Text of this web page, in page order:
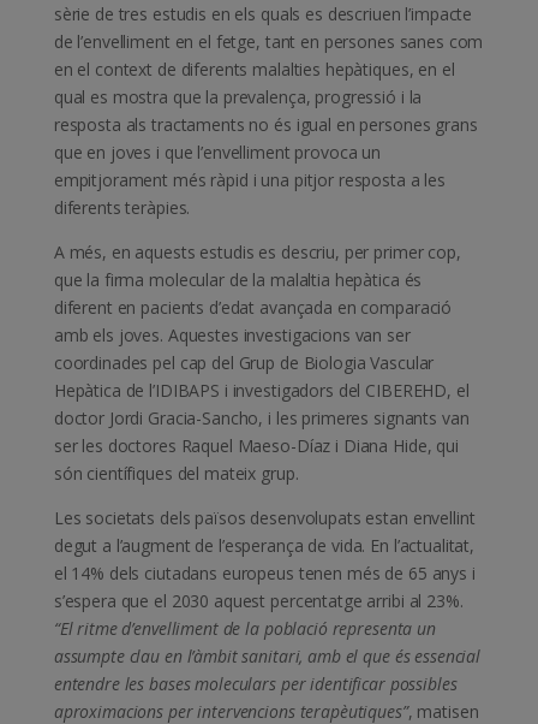
sèrie de tres estudis en els quals es descriuen l’impacte
de l’envelliment en el fetge, tant en persones sanes com
en el context de diferents malalties hepàtiques, en el
qual es mostra que la prevalença, progressió i la
resposta als tractaments no és igual en persones grans
que en joves i que l’envelliment provoca un
empitjorament més ràpid i una pitjor resposta a les
diferents teràpies.
A més, en aquests estudis es descriu, per primer cop,
que la firma molecular de la malaltia hepàtica és
diferent en pacients d’edat avançada en comparació
amb els joves. Aquestes investigacions van ser
coordinades pel cap del Grup de Biologia Vascular
Hepàtica de l’IDIBAPS i investigadors del CIBEREHD, el
doctor Jordi Gracia-Sancho, i les primeres signants van
ser les doctores Raquel Maeso-Díaz i Diana Hide, qui
són científiques del mateix grup.
Les societats dels països desenvolupats estan envellint
degut a l’augment de l’esperança de vida. En l’actualitat,
el 14% dels ciutadans europeus tenen més de 65 anys i
s’espera que el 2030 aquest percentatge arribi al 23%.
“El ritme d’envelliment de la població representa un
assumpte clau en l’àmbit sanitari, amb el que és essencial
entendre les bases moleculars per identificar possibles
aproximacions per intervencions terapèutiques”, matisen